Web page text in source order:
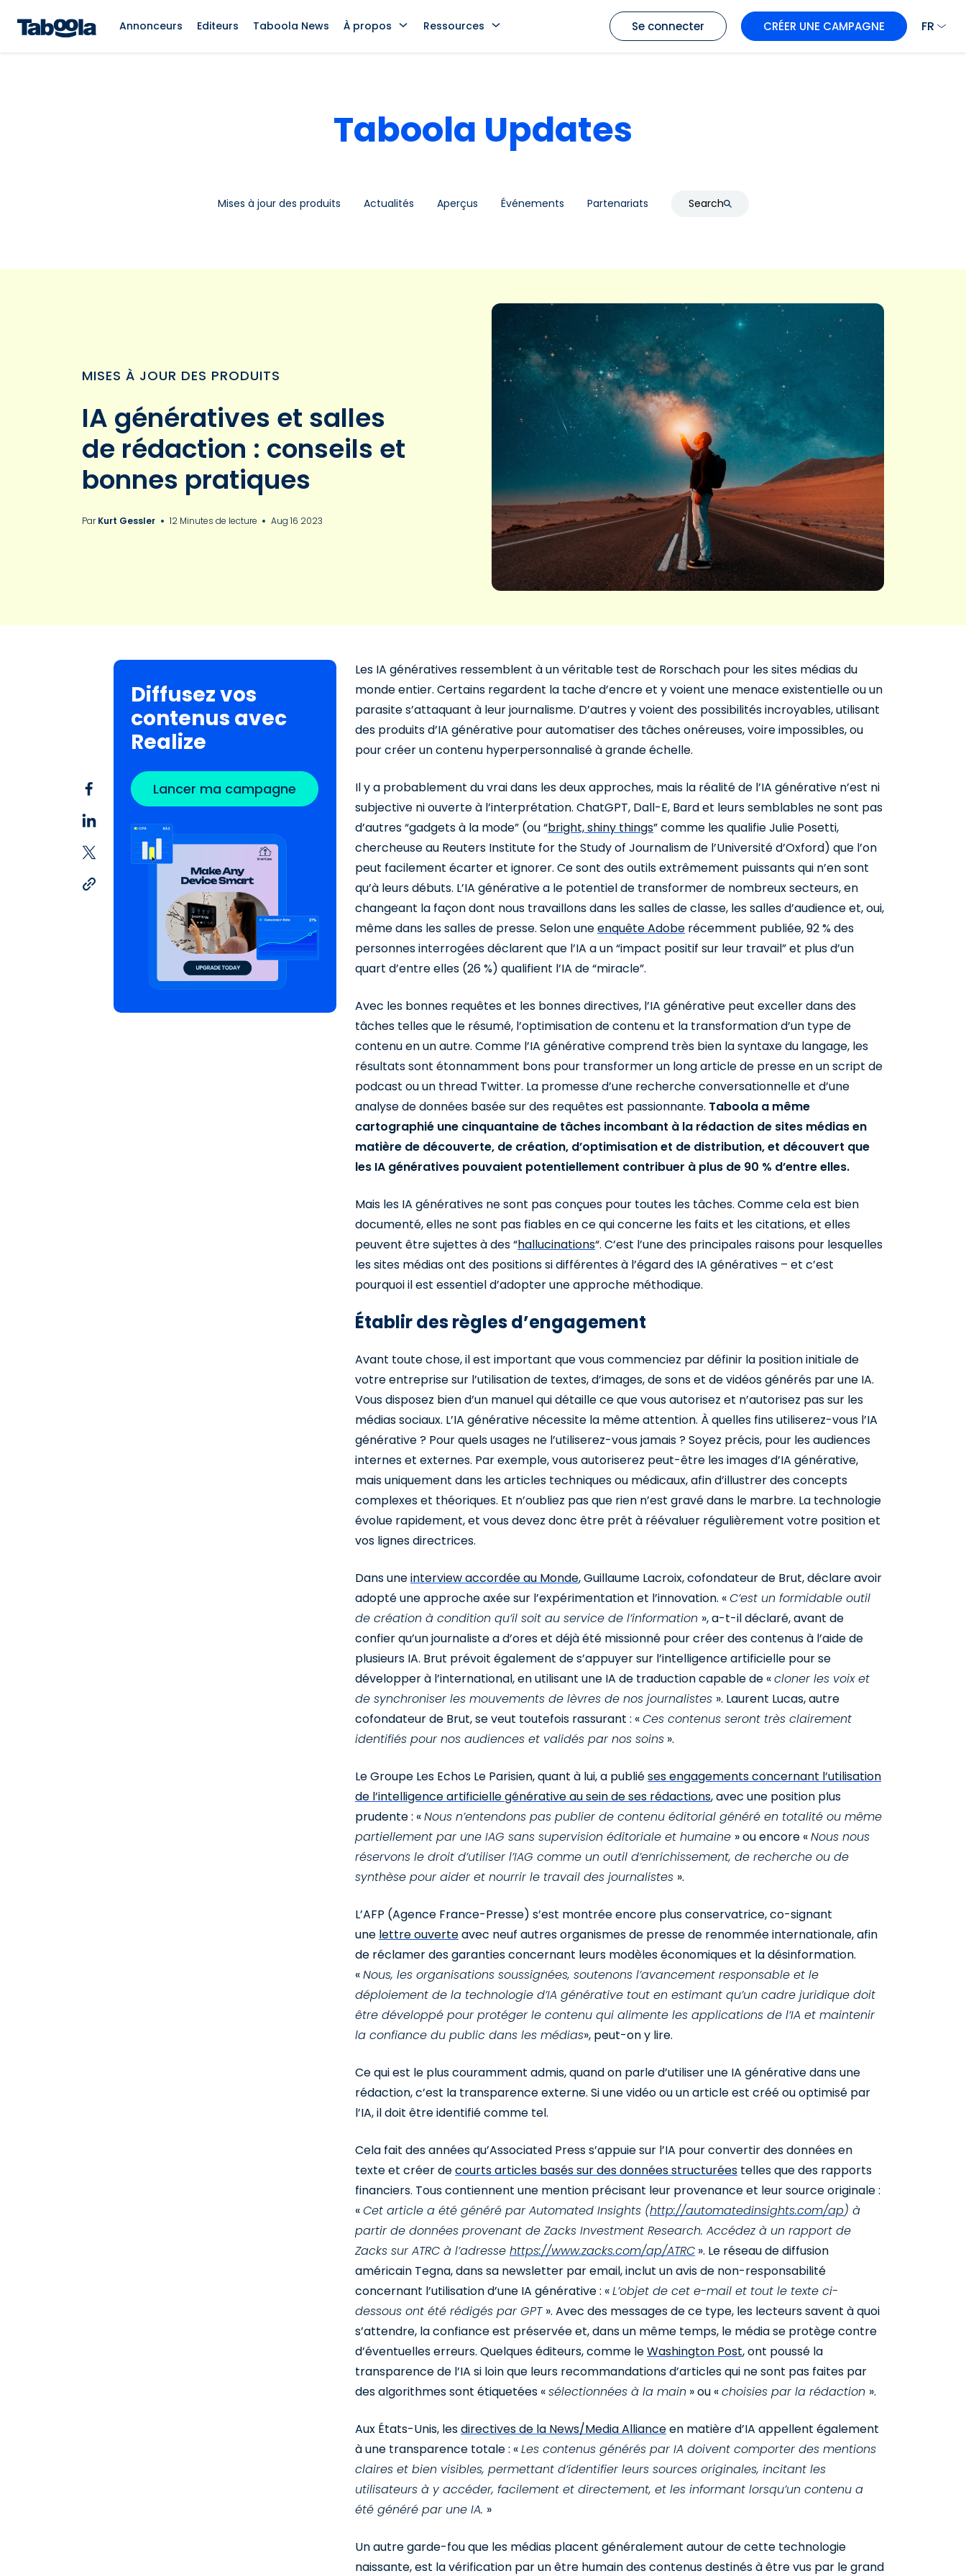
Annonceurs Editeurs Taboola News À propos Ressources Se connecter CRÉER UNE CAMPAGNE FR
Taboola Updates
Mises à jour des produits Actualités Aperçus Événements Partenariats Search
MISES À JOUR DES PRODUITS
IA génératives et salles
de rédaction : conseils et
bonnes pratiques
ParKurt Gessler 12 Minutes de lecture Aug 16 2023
Diffusez vos
contenus avec
Realize
Lancer ma campagne
Les IA génératives ressemblent à un véritable test de Rorschach pour les sites médias du
monde entier. Certains regardent la tache d’encre et y voient une menace existentielle ou un
parasite s’attaquant à leur journalisme. D’autres y voient des possibilités incroyables, utilisant
des produits d’IA générative pour automatiser des tâches onéreuses, voire impossibles, ou
pour créer un contenu hyperpersonnalisé à grande échelle.
Il y a probablement du vrai dans les deux approches, mais la réalité de l’IA générative n’est ni
subjective ni ouverte à l’interprétation. ChatGPT, Dall-E, Bard et leurs semblables ne sont pas
d’autres “gadgets à la mode” (ou “bright, shiny things” comme les qualifie Julie Posetti,
chercheuse au Reuters Institute for the Study of Journalism de l’Université d’Oxford) que l’on
peut facilement écarter et ignorer. Ce sont des outils extrêmement puissants qui n’en sont
qu’à leurs débuts. L’IA générative a le potentiel de transformer de nombreux secteurs, en
changeant la façon dont nous travaillons dans les salles de classe, les salles d’audience et, oui,
même dans les salles de presse. Selon uneenquête Adobe récemment publiée, 92 % des
personnes interrogées déclarent que l’IA a un “impact positif sur leur travail” et plus d’un
quart d’entre elles (26 %) qualifient l’IA de “miracle”.
Avec les bonnes requêtes et les bonnes directives, l’IA générative peut exceller dans des
tâches telles que le résumé, l’optimisation de contenu et la transformation d’un type de
contenu en un autre. Comme l’IA générative comprend très bien la syntaxe du langage, les
résultats sont étonnamment bons pour transformer un long article de presse en un script de
podcast ou un thread Twitter. La promesse d’une recherche conversationnelle et d’une
analyse de données basée sur des requêtes est passionnante. Taboola a même
cartographié une cinquantaine de tâches incombant à la rédaction de sites médias en
matière de découverte, de création, d’optimisation et de distribution, et découvert que
les IA génératives pouvaient potentiellement contribuer à plus de 90 % d’entre elles.
Mais les IA génératives ne sont pas conçues pour toutes les tâches. Comme cela est bien
documenté, elles ne sont pas fiables en ce qui concerne les faits et les citations, et elles
peuvent être sujettes à des “hallucinations“. C’est l’une des principales raisons pour lesquelles
les sites médias ont des positions si différentes à l’égard des IA génératives – et c’est
pourquoi il est essentiel d’adopter une approche méthodique.
Établir des règles d’engagement
Avant toute chose, il est important que vous commenciez par définir la position initiale de
votre entreprise sur l’utilisation de textes, d’images, de sons et de vidéos générés par une IA.
Vous disposez bien d’un manuel qui détaille ce que vous autorisez et n’autorisez pas sur les
médias sociaux. L’IA générative nécessite la même attention. À quelles fins utiliserez-vous l’IA
générative ? Pour quels usages ne l’utiliserez-vous jamais ? Soyez précis, pour les audiences
internes et externes. Par exemple, vous autoriserez peut-être les images d’IA générative,
mais uniquement dans les articles techniques ou médicaux, afin d’illustrer des concepts
complexes et théoriques. Et n’oubliez pas que rien n’est gravé dans le marbre. La technologie
évolue rapidement, et vous devez donc être prêt à réévaluer régulièrement votre position et
vos lignes directrices.
Dans uneinterview accordée au Monde, Guillaume Lacroix, cofondateur de Brut, déclare avoir
adopté une approche axée sur l’expérimentation et l’innovation. «C’est un formidable outil
de création à condition qu’il soit au service de l’information », a-t-il déclaré, avant de
confier qu’un journaliste a d’ores et déjà été missionné pour créer des contenus à l’aide de
plusieurs IA. Brut prévoit également de s’appuyer sur l’intelligence artificielle pour se
développer à l’international, en utilisant une IA de traduction capable de «cloner les voix et
de synchroniser les mouvements de lèvres de nos journalistes ». Laurent Lucas, autre
cofondateur de Brut, se veut toutefois rassurant : «Ces contenus seront très clairement
identifiés pour nos audiences et validés par nos soins ».
Le Groupe Les Echos Le Parisien, quant à lui, a publiéses engagements concernant l’utilisation
de l’intelligence artificielle générative au sein de ses rédactions, avec une position plus
prudente : «Nous n’entendons pas publier de contenu éditorial généré en totalité ou même
partiellement par une IAG sans supervision éditoriale et humaine » ou encore «Nous nous
réservons le droit d’utiliser l’IAG comme un outil d’enrichissement, de recherche ou de
synthèse pour aider et nourrir le travail des journalistes ».
L’AFP (Agence France-Presse) s’est montrée encore plus conservatrice, co-signant
une lettre ouverteavec neuf autres organismes de presse de renommée internationale, afin
de réclamer des garanties concernant leurs modèles économiques et la désinformation.
«Nous, les organisations soussignées, soutenons l’avancement responsable et le
déploiement de la technologie d’IA générative tout en estimant qu’un cadre juridique doit
être développé pour protéger le contenu qui alimente les applications de l’IA et maintenir
la confiance du public dans les médias», peut-on y lire.
Ce qui est le plus couramment admis, quand on parle d’utiliser une IA générative dans une
rédaction, c’est la transparence externe. Si une vidéo ou un article est créé ou optimisé par
l’IA, il doit être identifié comme tel.
Cela fait des années qu’Associated Press s’appuie sur l’IA pour convertir des données en
texte et créer decourts articles basés sur des données structurées telles que des rapports
financiers. Tous contiennent une mention précisant leur provenance et leur source originale :
«Cet article a été généré par Automated Insights (http://automatedinsights.com/ap) à
partir de données provenant de Zacks Investment Research. Accédez à un rapport de
Zacks sur ATRC à l’adresse https://www.zacks.com/ap/ATRC ». Le réseau de diffusion
américain Tegna, dans sa newsletter par email, inclut un avis de non-responsabilité
concernant l’utilisation d’une IA générative : «L’objet de cet e-mail et tout le texte ci-
dessous ont été rédigés par GPT ». Avec des messages de ce type, les lecteurs savent à quoi
s’attendre, la confiance est préservée et, dans un même temps, le média se protège contre
d’éventuelles erreurs. Quelques éditeurs, comme leWashington Post, ont poussé la
transparence de l’IA si loin que leurs recommandations d’articles qui ne sont pas faites par
des algorithmes sont étiquetées «sélectionnées à la main » ou «choisies par la rédaction ».
Aux États-Unis, lesdirectives de la News/Media Allianceen matière d’IA appellent également
à une transparence totale : «Les contenus générés par IA doivent comporter des mentions
claires et bien visibles, permettant d’identifier leurs sources originales, incitant les
utilisateurs à y accéder, facilement et directement, et les informant lorsqu’un contenu a
été généré par une IA. »
Un autre garde-fou que les médias placent généralement autour de cette technologie
naissante, est la vérification par un être humain des contenus destinés à être vus par le grand